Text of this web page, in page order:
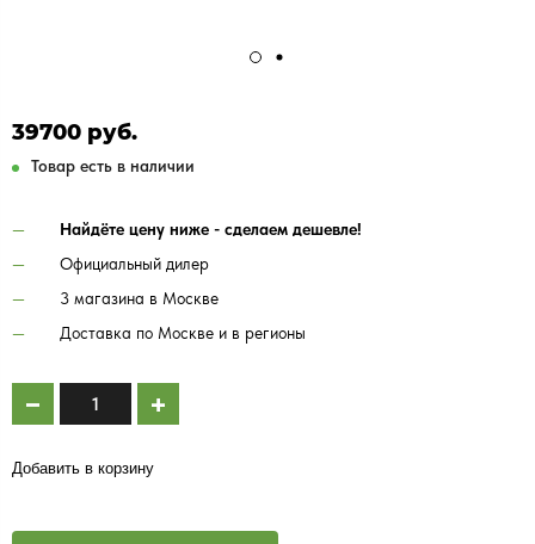
39700 руб.
Товар есть в наличии
Найдёте цену ниже - сделаем дешевле!
Официальный дилер
3 магазина в Москве
Доставка по Москве и в регионы
Добавить в корзину